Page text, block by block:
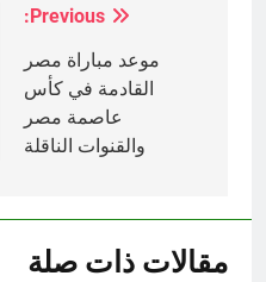
المقالات
Previous:
موعد مباراة مصر
القادمة في كأس
عاصمة مصر
والقنوات الناقلة
مقالات ذات صلة